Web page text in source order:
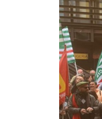
nazionale.
Sindacati
“servono
risposte”